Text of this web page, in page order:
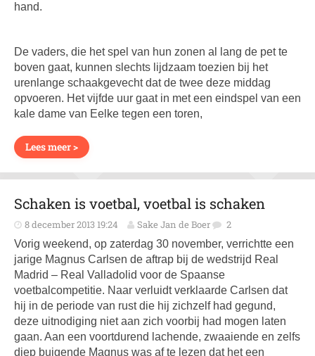
hand.
De vaders, die het spel van hun zonen al lang de pet te
boven gaat, kunnen slechts lijdzaam toezien bij het
urenlange schaakgevecht dat de twee deze middag
opvoeren. Het vijfde uur gaat in met een eindspel van een
kale dame van Eelke tegen een toren,
Lees meer >
Schaken is voetbal, voetbal is schaken
8 december 2013 19:24 Sake Jan de Boer 2
Vorig weekend, op zaterdag 30 november, verrichtte een
jarige Magnus Carlsen de aftrap bij de wedstrijd Real
Madrid – Real Valladolid voor de Spaanse
voetbalcompetitie. Naar verluidt verklaarde Carlsen dat
hij in de periode van rust die hij zichzelf had gegund,
deze uitnodiging niet aan zich voorbij had mogen laten
gaan. Aan een voortdurend lachende, zwaaiende en zelfs
diep buigende Magnus was af te lezen dat het een